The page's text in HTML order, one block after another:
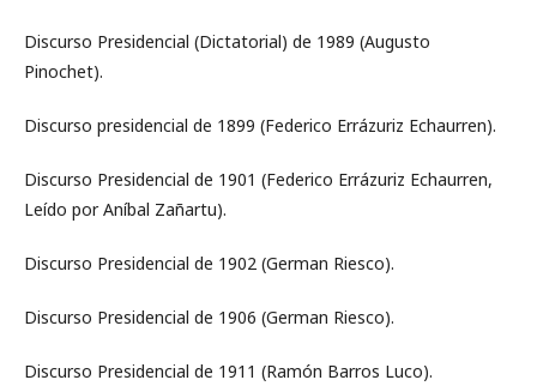
Discurso Presidencial (Dictatorial) de 1989 (Augusto
Pinochet).
Discurso presidencial de 1899 (Federico Errázuriz Echaurren).
Discurso Presidencial de 1901 (Federico Errázuriz Echaurren,
Leído por Aníbal Zañartu).
Discurso Presidencial de 1902 (German Riesco).
Discurso Presidencial de 1906 (German Riesco).
Discurso Presidencial de 1911 (Ramón Barros Luco).